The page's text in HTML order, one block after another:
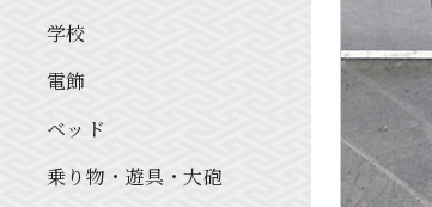
学校
電飾
ベッド
乗り物・遊具・大砲